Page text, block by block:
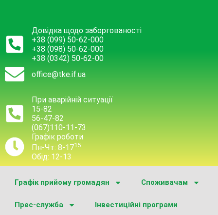
Довідка щодо заборгованості
+38 (099) 50-62-000
+38 (098) 50-62-000
+38 (0342) 50-62-00
office@tke.if.ua
При аварійній ситуації
15-82
56-47-82
(067)110-11-73
Графік роботи
Пн-Чт: 8-1715
Обід: 12-13
Графік прийому громадян Споживачам
Прес-служба Інвестиційні програми